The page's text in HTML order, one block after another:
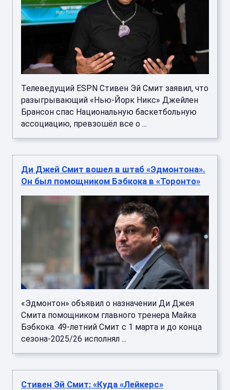
Телеведущий ESPN Стивен Эй Смит заявил, что
разыгрывающий «Нью-Йорк Никс» Джейлен
Брансон спас Национальную баскетбольную
ассоциацию, превзошёл все о ...
Ди Джей Смит вошел в штаб «Эдмонтона».
Он был помощником Бэбкока в «Торонто»
«Эдмонтон» объявил о назначении Ди Джея
Смита помощником главного тренера Майка
Бэбкока. 49-летний Смит с 1 марта и до конца
сезона-2025/26 исполнял ...
Стивен Эй Смит: «Куда «Лейкерс»